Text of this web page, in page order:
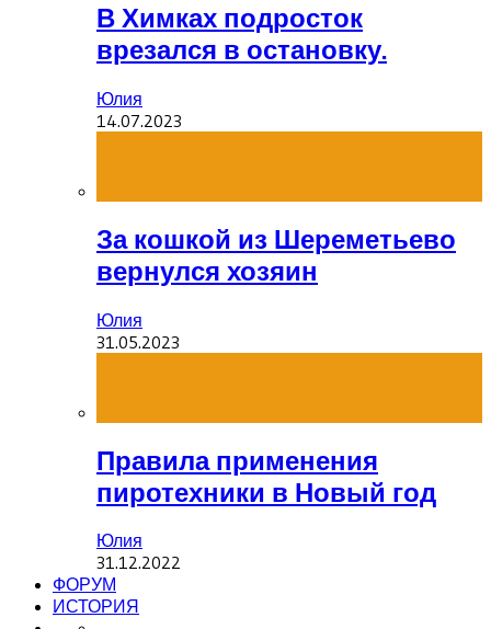
В Химках подросток
врезался в остановку.
Юлия
14.07.2023
За кошкой из Шереметьево
вернулся хозяин
Юлия
31.05.2023
Правила применения
пиротехники в Новый год
Юлия
31.12.2022
ФОРУМ
ИСТОРИЯ